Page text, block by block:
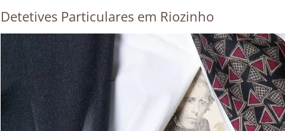
Detetives Particulares em Riozinho